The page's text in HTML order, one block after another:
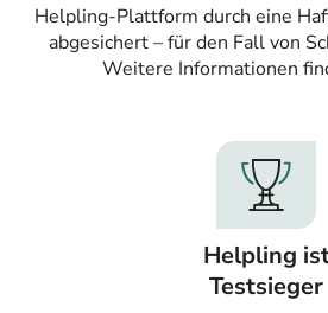
Helpling-Plattform durch eine
abgesichert – für den Fall von
Weitere Informationen
Helpling
Testsieger